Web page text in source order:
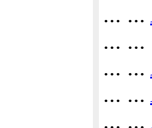
... ...
... ...
... ...
... ...
... ...